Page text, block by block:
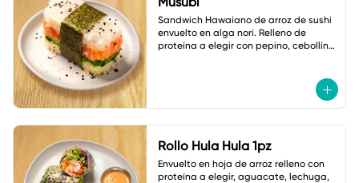
Sandwich Hawaiano de arroz de sushi
envuelto en alga nori. Relleno de
proteína a elegir con pepino, cebollín y
Rollo Hula Hula 1pz
Envuelto en hoja de arroz relleno con
proteína a elegir, aguacate, lechuga,